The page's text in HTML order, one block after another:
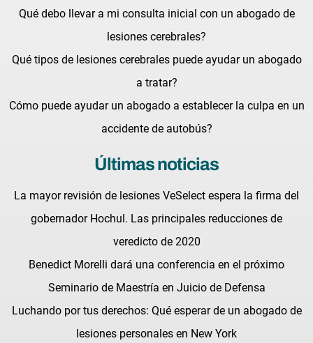
Qué debo llevar a mi consulta inicial con un abogado de
lesiones cerebrales?
Qué tipos de lesiones cerebrales puede ayudar un abogado
a tratar?
Cómo puede ayudar un abogado a establecer la culpa en un
accidente de autobús?
Últimas noticias
La mayor revisión de lesiones VeSelect espera la firma del
gobernador Hochul. Las principales reducciones de
veredicto de 2020
Benedict Morelli dará una conferencia en el próximo
Seminario de Maestría en Juicio de Defensa
Luchando por tus derechos: Qué esperar de un abogado de
lesiones personales en New York